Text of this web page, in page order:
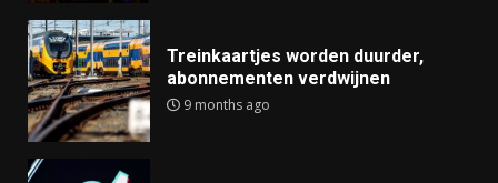
Treinkaartjes worden duurder,
abonnementen verdwijnen
9 months ago